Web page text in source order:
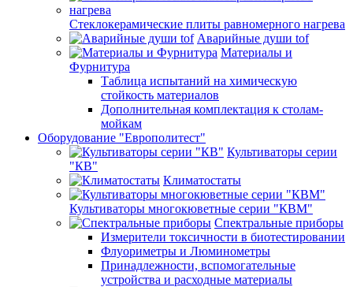
Стеклокерамические плиты равномерного нагрева
Аварийные души tof
Материалы и
Фурнитура
Таблица испытаний на химическую
стойкость материалов
Дополнительная комплектация к столам-
мойкам
Оборудование "Европолитест"
Культиваторы серии
"КВ"
Климатостаты
Культиваторы многокюветные серии "КВМ"
Спектральные приборы
Измерители токсичности в биотестировании
Флуориметры и Люминометры
Принадлежности, вспомогательные
устройства и расходные материалы